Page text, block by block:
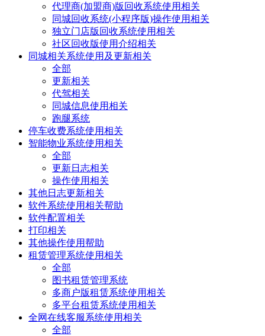
代理商(加盟商)版回收系统使用相关
同城回收系统(小程序版)操作使用相关
独立门店版回收系统使用相关
社区回收版使用介绍相关
同城相关系统使用及更新相关
全部
更新相关
代驾相关
同城信息使用相关
跑腿系统
停车收费系统使用相关
智能物业系统使用相关
全部
更新日志相关
操作使用相关
其他日志更新相关
软件系统使用相关帮助
软件配置相关
打印相关
其他操作使用帮助
租赁管理系统使用相关
全部
图书租赁管理系统
多商户版租赁系统使用相关
多平台租赁系统使用相关
全网在线客服系统使用相关
全部